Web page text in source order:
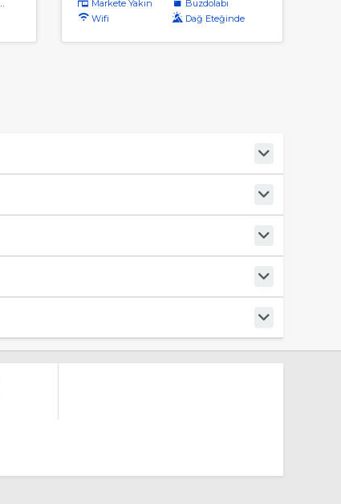
Markete Yakın
Buzdolabı
Wifi
Dağ Eteğinde